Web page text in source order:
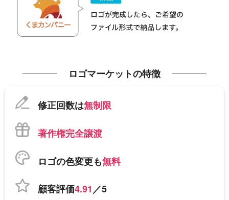
ロゴマーケットの特徴
修正回数は無制限
著作権完全譲渡
ロゴの色変更も無料
顧客評価4.91／5